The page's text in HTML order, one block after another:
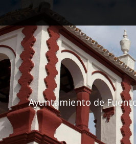
Menú principal
Saltar al contenido
Ayuntamiento de